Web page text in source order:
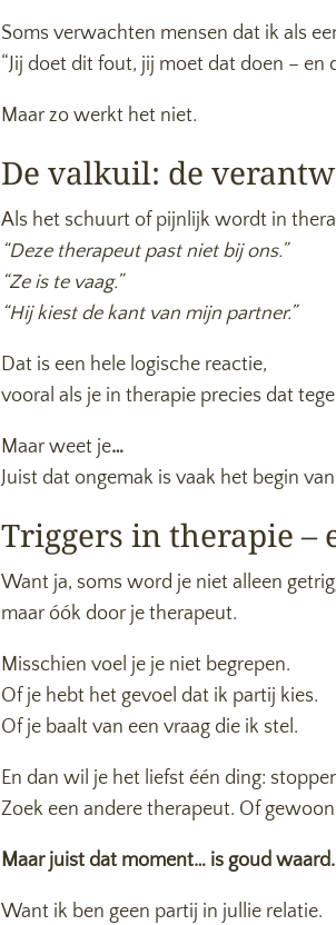
Soms verwachten mensen dat ik als
“Jij doet dit fout, jij moet dat doen – en
Maar zo werkt het niet.
De valkuil: de
Als het schuurt of pijnlijk wordt in
“Deze therapeut past niet bij ons.”
“Ze is te vaag.”
“Hij kiest de kant van mijn partner.”
Dat is een hele logische reactie,
vooral als je in therapie precies dat
Maar weet je…
Juist dat ongemak is vaak het begin
Triggers in therapie –
Want ja, soms word je niet alleen
maar óók door je therapeut.
Misschien voel je je niet begrepen.
Of je hebt het gevoel dat ik partij kies.
Of je baalt van een vraag die ik stel.
En dan wil je het liefst één ding:
Zoek een andere therapeut. Of
Maar juist dat moment… is goud waard.
Want ik ben geen partij in jullie relatie.